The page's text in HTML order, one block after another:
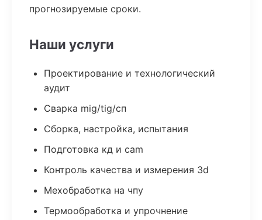
прогнозируемые сроки.
Наши услуги
Проектирование и технологический
аудит
Сварка mig/tig/сп
Сборка, настройка, испытания
Подготовка кд и cam
Контроль качества и измерения 3d
Мехобработка на чпу
Термообработка и упрочнение